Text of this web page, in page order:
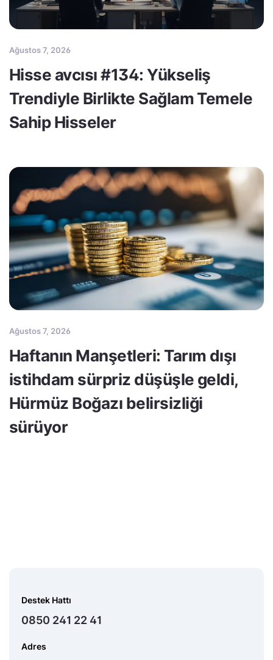
Ağustos 7, 2026
Hisse avcısı #134: Yükseliş
Trendiyle Birlikte Sağlam Temele
Sahip Hisseler
Ağustos 7, 2026
Haftanın Manşetleri: Tarım dışı
istihdam sürpriz düşüşle geldi,
Hürmüz Boğazı belirsizliği
sürüyor
Destek Hattı
0850 241 22 41
Adres